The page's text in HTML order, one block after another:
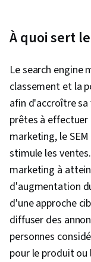
du
À quoi sert
Le search engine
classement et la
afin d'accroître
prêtes à
marketing, le
stimule les
marketing à
d'augmentation
d'une approche
diffuser des
personnes
pour le produit ou